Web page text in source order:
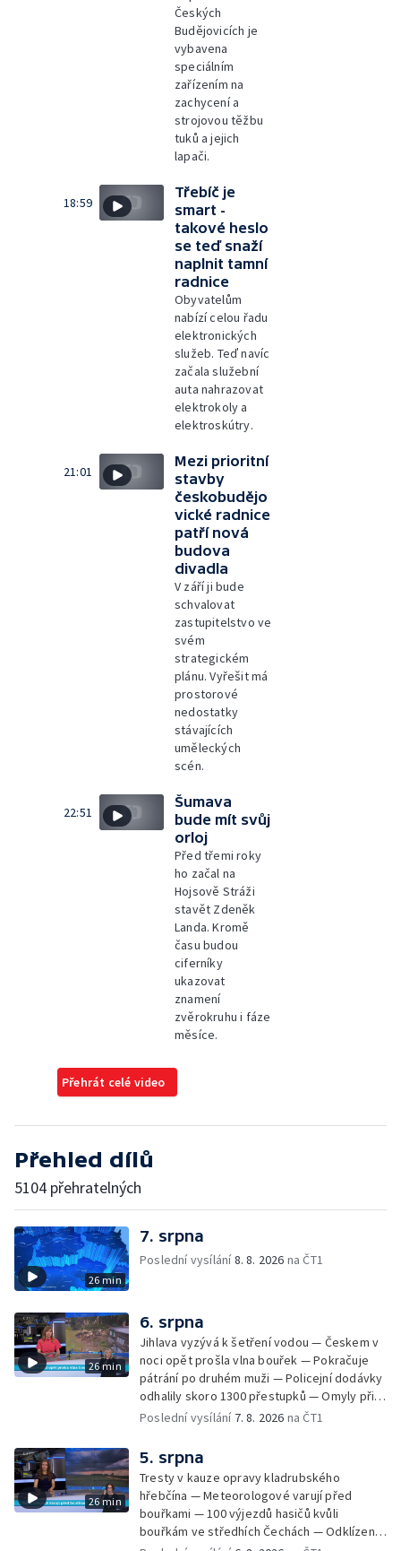
Českých
Budějovicích je
vybavena
speciálním
zařízením na
zachycení a
strojovou těžbu
tuků a jejich
lapači.
18:59
Třebíč je
smart -
takové heslo
se teď snaží
naplnit tamní
radnice
Obyvatelům
nabízí celou řadu
elektronických
služeb. Teď navíc
začala služební
auta nahrazovat
elektrokoly a
elektroskútry.
21:01
Mezi prioritní
stavby
českobudějo
vické radnice
patří nová
budova
divadla
V září ji bude
schvalovat
zastupitelstvo ve
svém
strategickém
plánu. Vyřešit má
prostorové
nedostatky
stávajících
uměleckých
scén.
22:51
Šumava
bude mít svůj
orloj
Před třemi roky
ho začal na
Hojsově Stráži
stavět Zdeněk
Landa. Kromě
času budou
ciferníky
ukazovat
znamení
zvěrokruhu i fáze
měsíce.
Přehrát celé video
Přehled dílů
5104 přehratelných
26 min
7. srpna
Poslední vysílání8. 8. 2026 na ČT1
26 min
6. srpna
Jihlava vyzývá k šetření vodou — Českem v
noci opět prošla vlna bouřek — Pokračuje
pátrání po druhém muži — Policejní dodávky
odhalily skoro 1300 přestupků — Omyly při
nouzovém volání o pomoc — Hradec Králové
rekord v hromadném seskoku parašutistů —
Chovné rybníky na Českolipsku pustoší
vydry — Instalace nové sochy v Mariánských
Lázních — Sedmiletý trest za dotační
podvod s projektem Technologického parku
v Písku — Dětský tábor na Brutal Assault —
Poslední vysílání 7. 8. 2026 na ČT1
26 min
5. srpna
Tresty v kauze opravy kladrubského
hřebčína — Meteorologové varují před
bouřkami — 100 výjezdů hasičů kvůli
bouřkám ve středhích Čechách — Odklízení